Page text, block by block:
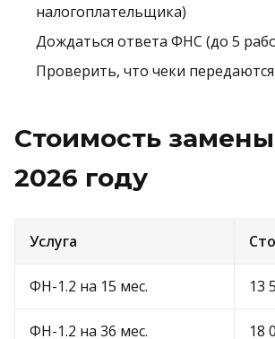
налогоплательщика)
Дождаться ответа ФНС (до 5
Проверить, что чеки
Стоимость
2026 году
Услуга
ФН-1.2 на 15 мес. 13
ФН-1.2 на 36 мес. 18